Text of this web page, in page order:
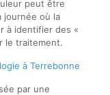
peut être
journée où la
à identifier des «
le traitement.
à Terrebonne
par une